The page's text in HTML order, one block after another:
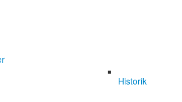
Historik